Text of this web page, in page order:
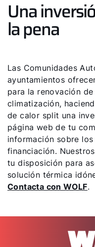
Una
la pena
Las Comunidades
ayuntamientos
para la renovación
climatización,
de calor split una
página web de tu
información sobre
financiación.
tu disposición para
solución térmica
Contacta con WOLF.